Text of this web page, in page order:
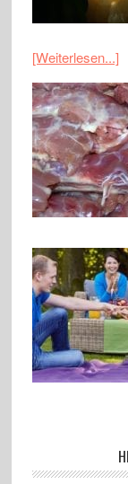
[Weiterlesen...]